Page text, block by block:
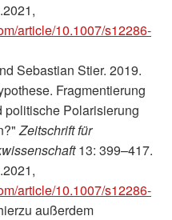
article/10.1007/s12286-
Sebastian Stier. 2019.
Fragmentierung
politische Polarisierung
Zeitschrift für
13: 399–417.
article/10.1007/s12286-
außerdem